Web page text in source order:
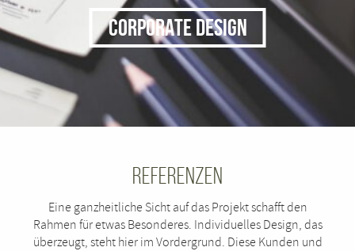
CORPORATE DESIGN
Referenzen
Eine ganzheitliche Sicht auf das Projekt schafft den
Rahmen für etwas Besonderes. Individuelles Design, das
überzeugt, steht hier im Vordergrund. Diese Kunden und